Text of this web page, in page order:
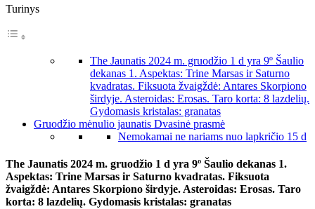
Turinys
The Jaunatis 2024 m. gruodžio 1 d yra 9º Šaulio
dekanas 1. Aspektas: Trine Marsas ir Saturno
kvadratas. Fiksuota žvaigždė: Antares Skorpiono
širdyje. Asteroidas: Erosas. Taro korta: 8 lazdelių.
Gydomasis kristalas: granatas
Gruodžio mėnulio jaunatis Dvasinė prasmė
Nemokamai ne nariams nuo lapkričio 15 d
The Jaunatis 2024 m. gruodžio 1 d yra 9º Šaulio dekanas 1.
Aspektas: Trine Marsas ir Saturno kvadratas. Fiksuota
žvaigždė: Antares Skorpiono širdyje. Asteroidas: Erosas. Taro
korta: 8 lazdelių. Gydomasis kristalas: granatas